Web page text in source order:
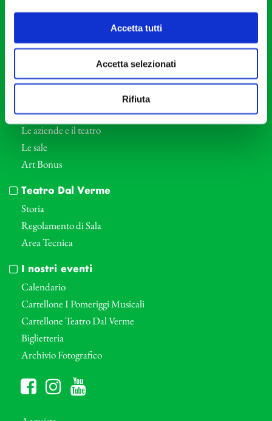
Accetta tutti
Accetta selezionati
Rifiuta
Orchestra I Pomeriggi Musicali
Direttore Artistico
Professori d’Orchestra
Eventi Corporate
Le aziende e il teatro
Le sale
Art Bonus
Teatro Dal Verme
Storia
Regolamento di Sala
Area Tecnica
I nostri eventi
Calendario
Cartellone I Pomeriggi Musicali
Cartellone Teatro Dal Verme
Biglietteria
Archivio Fotografico